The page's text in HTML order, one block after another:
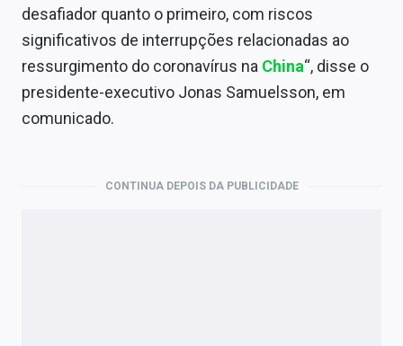
desafiador quanto o primeiro, com riscos
significativos de interrupções relacionadas ao
ressurgimento do coronavírus na China“, disse o
presidente-executivo Jonas Samuelsson, em
comunicado.
CONTINUA DEPOIS DA PUBLICIDADE